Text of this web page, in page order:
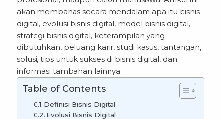
akan membahas secara mendalam apa itu bisnis
digital, evolusi bisnis digital, model bisnis digital,
strategi bisnis digital, keterampilan yang
dibutuhkan, peluang karir, studi kasus, tantangan,
solusi, tips untuk sukses di bisnis digital, dan
informasi tambahan lainnya.
Table of Contents
Definisi Bisnis Digital
Evolusi Bisnis Digital